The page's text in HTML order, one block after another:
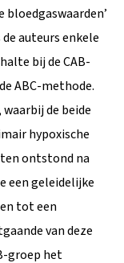
auteurs enkele
bij de CAB-
ABC-methode.
de beide
hypoxische
ontstond na
een geleidelijke
tot een
van deze
groep het